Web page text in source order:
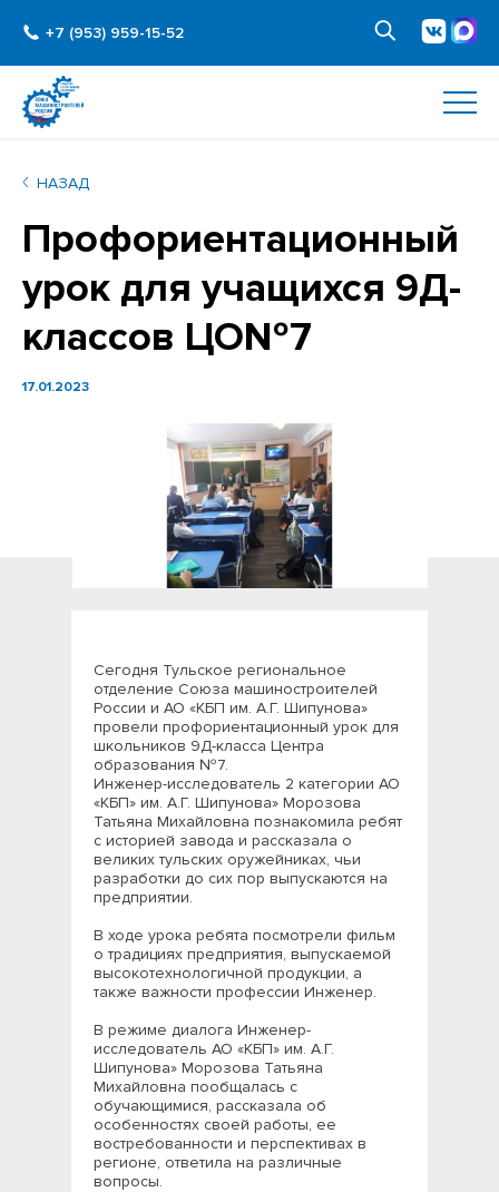
+7 (953) 959-15-52
НАЗАД
Профориентационный
урок для учащихся 9Д-
классов ЦО№7
17.01.2023
Сегодня Тульское региональное
отделение Союза машиностроителей
России и АО «КБП им. А.Г. Шипунова»
провели профориентационный урок для
школьников 9Д-класса Центра
образования №7.
Инженер-исследователь 2 категории АО
«КБП» им. А.Г. Шипунова» Морозова
Татьяна Михайловна познакомила ребят
с историей завода и рассказала о
великих тульских оружейниках, чьи
разработки до сих пор выпускаются на
предприятии.
В ходе урока ребята посмотрели фильм
о традициях предприятия, выпускаемой
высокотехнологичной продукции, а
также важности профессии Инженер.
В режиме диалога Инженер-
исследователь АО «КБП» им. А.Г.
Шипунова» Морозова Татьяна
Михайловна пообщалась с
обучающимися, рассказала об
особенностях своей работы, ее
востребованности и перспективах в
регионе, ответила на различные
вопросы.